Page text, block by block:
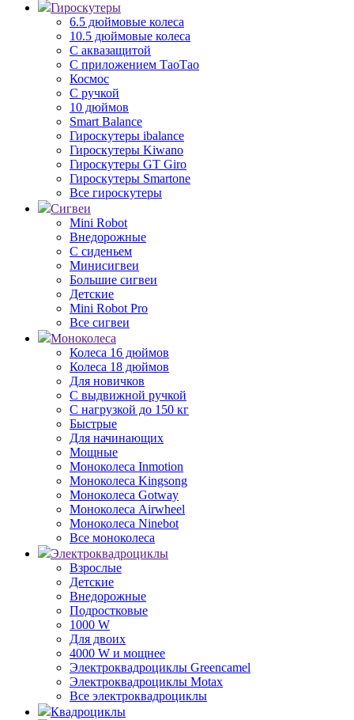
Гироскутеры
6.5 дюймовые колеса
10.5 дюймовые колеса
С аквазащитой
С приложением ТаоТао
Космос
С ручкой
10 дюймов
Smart Balance
Гироскутеры ibalance
Гироскутеры Kiwano
Гироскутеры GT Giro
Гироскутеры Smartone
Все гироскутеры
Сигвеи
Mini Robot
Внедорожные
С сиденьем
Минисигвеи
Большие сигвеи
Детские
Mini Robot Pro
Все сигвеи
Моноколеса
Колеса 16 дюймов
Колеса 18 дюймов
Для новичков
С выдвижной ручкой
С нагрузкой до 150 кг
Быстрые
Для начинающих
Мощные
Моноколеса Inmotion
Моноколеса Kingsong
Моноколеса Gotway
Моноколеса Airwheel
Моноколеса Ninebot
Все моноколеса
Электроквадроциклы
Взрослые
Детские
Внедорожные
Подростковые
1000 W
Для двоих
4000 W и мощнее
Электроквадроциклы Greencamel
Электроквадроциклы Motax
Все электроквадроциклы
Квадроциклы